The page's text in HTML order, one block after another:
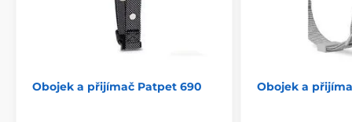
Obojek a přijímač Patpet 690 Obojek a